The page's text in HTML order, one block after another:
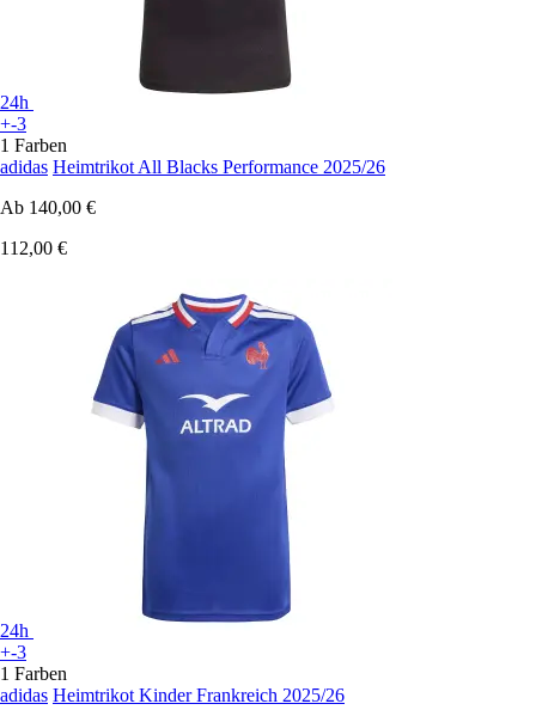
24h
+-3
1 Farben
adidas Heimtrikot All Blacks Performance 2025/26
Ab 140,00 €
112,00 €
24h
+-3
1 Farben
adidas Heimtrikot Kinder Frankreich 2025/26